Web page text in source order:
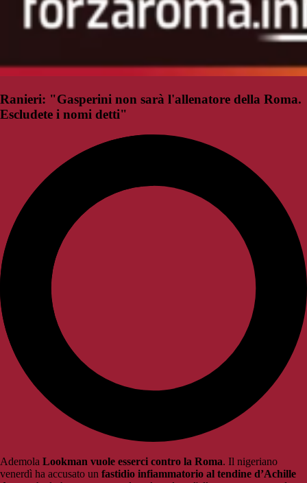
Ranieri: "Gasperini non sarà l'allenatore della Roma.
Escludete i nomi detti"
Ademola Lookman vuole esserci contro la Roma. Il nigeriano
venerdì ha accusato un fastidio infiammatorio al tendine d’Achille